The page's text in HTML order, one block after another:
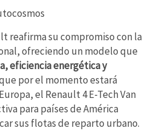
reafirma su compromiso con la
ofreciendo un modelo que
eficiencia energética y
por el momento estará
el Renault 4 E-Tech Van
para países de América
sus flotas de reparto urbano.